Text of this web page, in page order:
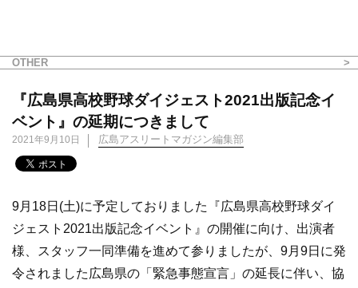
OTHER
『広島県高校野球ダイジェスト2021出版記念イ
ベント』の延期につきまして
2021年9月10日 広島アスリートマガジン編集部
9月18日(土)に予定しておりました『広島県高校野球ダイ
ジェスト2021出版記念イベント』の開催に向け、出演者
様、スタッフ一同準備を進めて参りましたが、9月9日に発
令されました広島県の「緊急事態宣言」の延長に伴い、協